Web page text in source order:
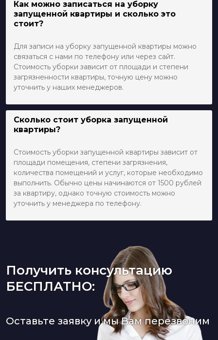
Как можно записаться на уборку
запущенной квартиры и сколько это
стоит?
Для записи на уборку запущенной квартиры можно
связаться с нами по телефону или через сайт.
Стоимость уборки зависит от площади и степени
загрязненности квартиры, точную цену можно
уточнить у наших менеджеров.
Сколько стоит уборка запущенной
квартиры?
Стоимость уборки запущенной квартиры зависит от
площади помещения, степени загрязнения,
количества помещений и услуг, которые необходимо
выполнить. Обычно цены начинаются от 1500 рублей
за квартиру, однако точную стоимость можно
уточнить у менеджера по телефону.
Получить консультацию
БЕСПЛАТНО:
Оставьте заявку и мы Вам перезвоним